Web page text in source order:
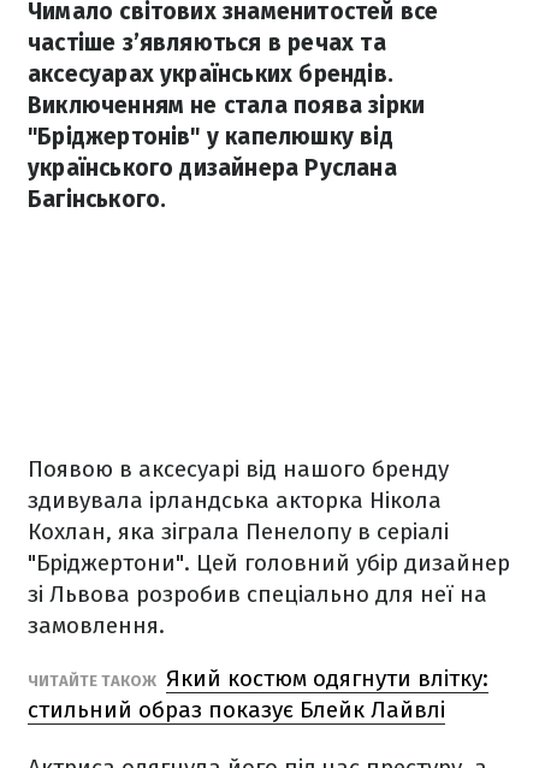
Чимало світових знаменитостей все
частіше з’являються в речах та
аксесуарах українських брендів.
Виключенням не стала поява зірки
"Бріджертонів" у капелюшку від
українського дизайнера Руслана
Багінського.
Появою в аксесуарі від нашого бренду
здивувала ірландська акторка Нікола
Кохлан, яка зіграла Пенелопу в серіалі
"Бріджертони". Цей головний убір дизайнер
зі Львова розробив спеціально для неї на
замовлення.
ЧИТАЙТЕ ТАКОЖ Який костюм одягнути влітку:
стильний образ показує Блейк Лайвлі